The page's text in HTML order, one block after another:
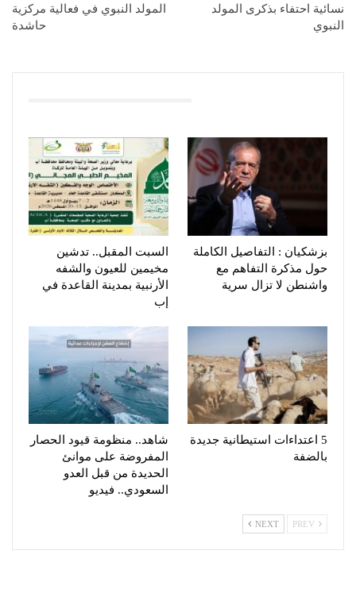
نسائية احتفاء بذكرى المولد
النبوي
المولد النبوي في فعالية مركزية
حاشدة
بزشكيان : التفاصيل الكاملة
حول مذكرة التفاهم مع
واشنطن لا تزال سرية
السبت المقبل.. تدشين
مخيمين للعيون والشفه
الأرنبية بمدينة القاعدة في
إب
5 اعتداءات استيطانية جديدة
بالضفة
شاهد.. منظومة قيود الحصار
المفروضة على موانئ
الحديدة من قبل العدو
السعودي.. فيديو
NEXT